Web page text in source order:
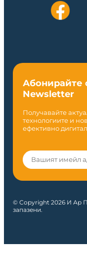
Абонирайте
Newsletter
Получавайте
технологиите и
ефективно
© Copyright 2026 И Ар
запазени.